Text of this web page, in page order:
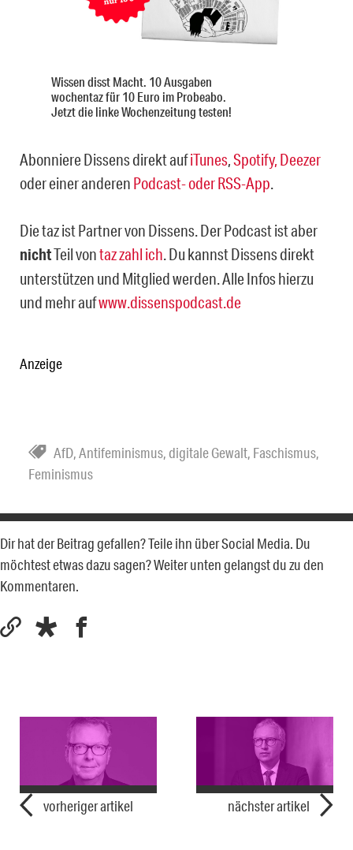
Wissen disst Macht. 10 Ausgaben
wochentaz für 10 Euro im Probeabo.
Jetzt die linke Wochenzeitung testen!
Abonniere Dissens direkt aufiTunes,Spotify, Deezer
oder einer anderen Podcast- oder RSS-App.
Die taz ist Partner von Dissens. Der Podcast ist aber
nichtTeil vontaz zahl ich. Du kannst Dissens direkt
unterstützen und Mitglied werden. Alle Infos hierzu
und mehr aufwww.dissenspodcast.de
Anzeige
AfD,Antifeminismus, digitale Gewalt, Faschismus,
Feminismus
Dir hat der Beitrag gefallen? Teile ihn über Social Media. Du
möchtest etwas dazu sagen? Weiter unten gelangst du zu den
Kommentaren.
vorheriger artikel nächster artikel